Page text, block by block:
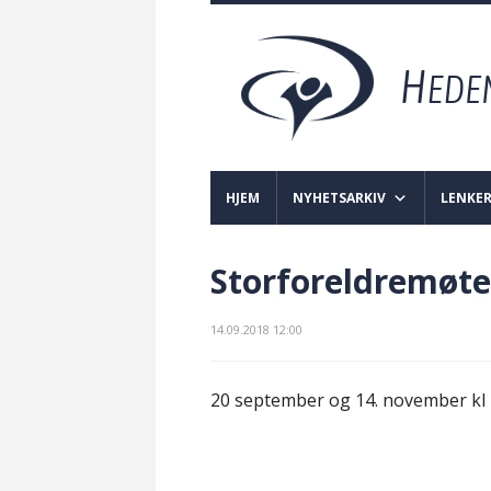
HJEM NYHETSARKIV LENKER
Storforeldremøte
14.09.2018 12:00
20 september og 14. november kl